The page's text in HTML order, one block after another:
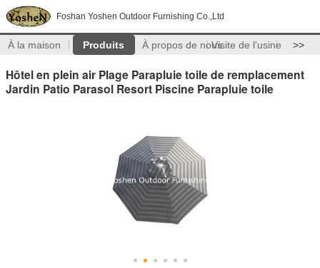
Foshan Yoshen Outdoor Furnishing Co.,Ltd
À la maison Produits À propos de nousVisite de l'usine >>
Hôtel en plein air Plage Parapluie toile de remplacement
Jardin Patio Parasol Resort Piscine Parapluie toile